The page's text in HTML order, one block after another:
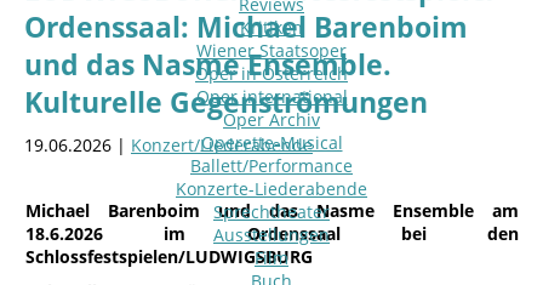
Kritiken
Wiener Staatsoper
Oper in Österreich
Oper international
Oper Archiv
Operette-Musical
Ballett/Performance
Konzerte-Liederabende
Sprechtheater
Ausstellungen
Film
Ordenssaal: Michael Barenboim
und das Nasme Ensemble.
Kulturelle Gegenströmungen
19.06.2026 | Konzert/Liederabende
Michael Barenboim und das Nasme Ensemble am
18.6.2026 im Ordenssaal bei den
Schlossfestspielen/LUDWIGSBURG